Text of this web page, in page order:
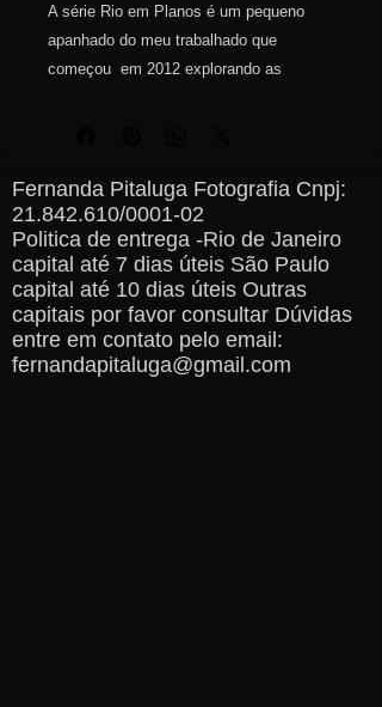
A série Rio em Planos é um pequeno
apanhado do meu trabalhado que
começou em 2012 explorando as
fernandapitaluga@gmail.com
Fernanda Pitaluga Fotografia Cnpj:
21.842.610/0001-02
Politica de entrega -Rio de Janeiro
capital até 7 dias úteis São Paulo
capital até 10 dias úteis Outras
capitais por favor consultar Dúvidas
entre em contato pelo email:
fernandapitaluga@gmail.com